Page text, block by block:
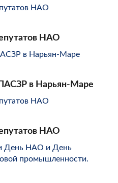
НАО
в Нарьян-Маре
НАО